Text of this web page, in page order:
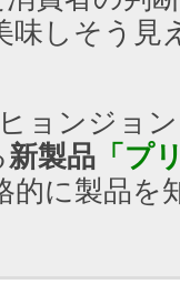
味しそう見
ョンジョ
新製品 「プ
的に製品を